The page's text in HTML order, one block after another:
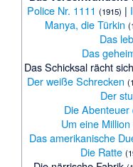
Police Nr. 1111 (1915) |
Manya, die Türkin
Das
Das
Das Schicksal rächt sich
Der weiße Schrecken
Der
Die
Um eine Million
Das amerikanische
Die Ratte